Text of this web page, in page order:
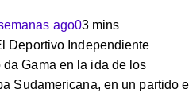
ago03 mins
Deportivo Independiente
Gama en la ida de los
Sudamericana, en un partido